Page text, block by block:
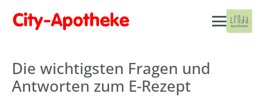
Die wichtigsten Fragen und
Antworten zum E-Rezept